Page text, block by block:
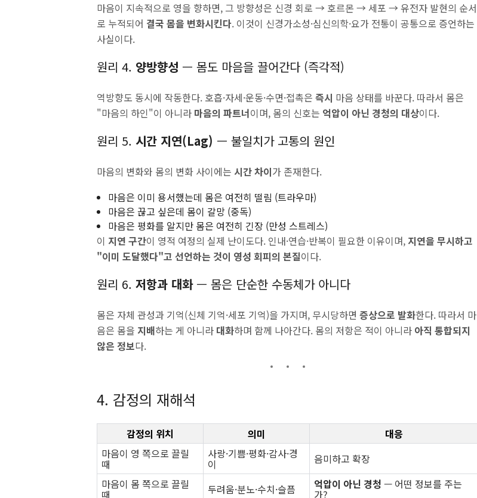
마음이 지속적으로 영을 향하면, 그 방향성은 신경 회로 → 호르몬 → 세포 → 유전자 발현의 순서
로 누적되어 결국 몸을 변화시킨다. 이것이 신경가소성·심신의학·요가 전통이 공통으로 증언하는
사실이다.
원리 4. 양방향성 — 몸도 마음을 끌어간다 (즉각적)
역방향도 동시에 작동한다. 호흡·자세·운동·수면·접촉은 즉시 마음 상태를 바꾼다. 따라서 몸은
"마음의 하인"이 아니라 마음의 파트너이며, 몸의 신호는 억압이 아닌 경청의 대상이다.
원리 5. 시간 지연(Lag) — 불일치가 고통의 원인
마음의 변화와 몸의 변화 사이에는 시간 차이가 존재한다.
마음은 이미 용서했는데 몸은 여전히 떨림 (트라우마)
마음은 끊고 싶은데 몸이 갈망 (중독)
마음은 평화를 알지만 몸은 여전히 긴장 (만성 스트레스)
이 지연 구간이 영적 여정의 실제 난이도다. 인내·연습·반복이 필요한 이유이며, 지연을 무시하고
"이미 도달했다"고 선언하는 것이 영성 회피의 본질이다.
원리 6. 저항과 대화— 몸은 단순한 수동체가 아니다
몸은 자체 관성과 기억(신체 기억·세포 기억)을 가지며, 무시당하면 증상으로 발화한다. 따라서 마
음은 몸을 지배하는 게 아니라 대화하며 함께 나아간다. 몸의 저항은 적이 아니라 아직 통합되지
않은 정보다.
4. 감정의 재해석
감정의 위치 의미
대응
마음이 영 쪽으로 끌릴
때
사랑·기쁨·평화·감사·경
이
음미하고 확장
마음이 몸 쪽으로 끌릴
때 두려움·분노·수치·슬픔 억압이 아닌 경청 — 어떤 정보를 주는
가?